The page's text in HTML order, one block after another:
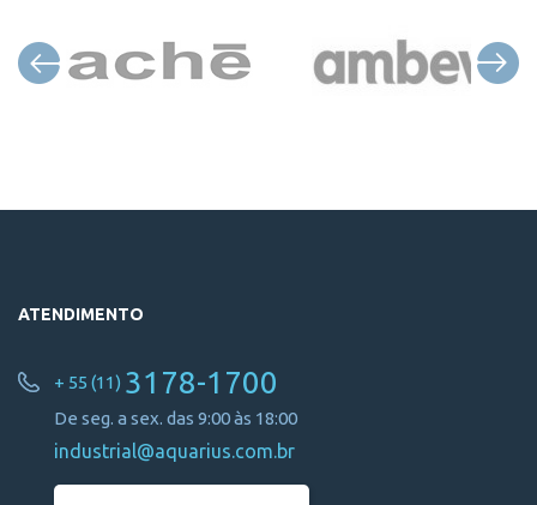
ATENDIMENTO
+ 55 (11) 3178-1700
De seg. a sex. das 9:00 às 18:00
industrial@aquarius.com.br